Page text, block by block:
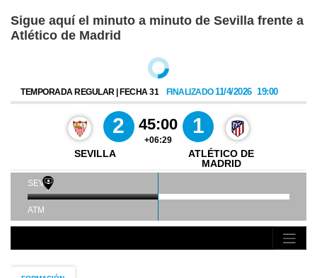
Sigue aquí el minuto a minuto de Sevilla frente a
Atlético de Madrid